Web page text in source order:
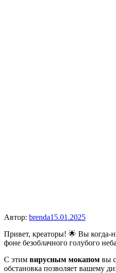
Автор: brenda15.01.2025
Привет, креаторы! 🌟 Вы когда-
фоне безоблачного голубого
С этим вирусным мокапом вы
обстановка позволяет вашему